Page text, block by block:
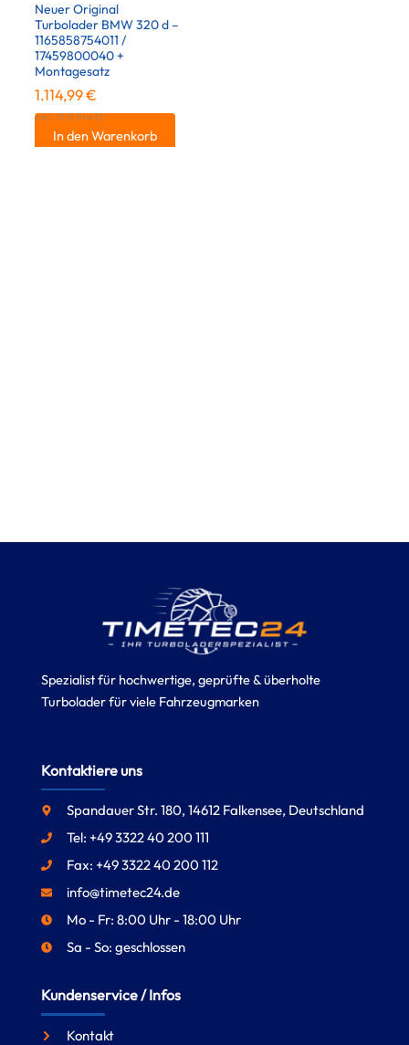
Neuer Original
Turbolader BMW 320 d –
1165858754011 /
17459800040 +
Montagesatz
1.114,99€
inkl. 19 % MwSt.
In den Warenkorb
Spezialist für hochwertige, geprüfte & überholte
Turbolader für viele Fahrzeugmarken
Kontaktiere uns
Spandauer Str. 180, 14612 Falkensee, Deutschland
Tel: +49 3322 40 200 111
Fax: +49 3322 40 200 112
info@timetec24.de
Mo - Fr: 8:00 Uhr - 18:00 Uhr
Sa - So: geschlossen
Kundenservice / Infos
Kontakt